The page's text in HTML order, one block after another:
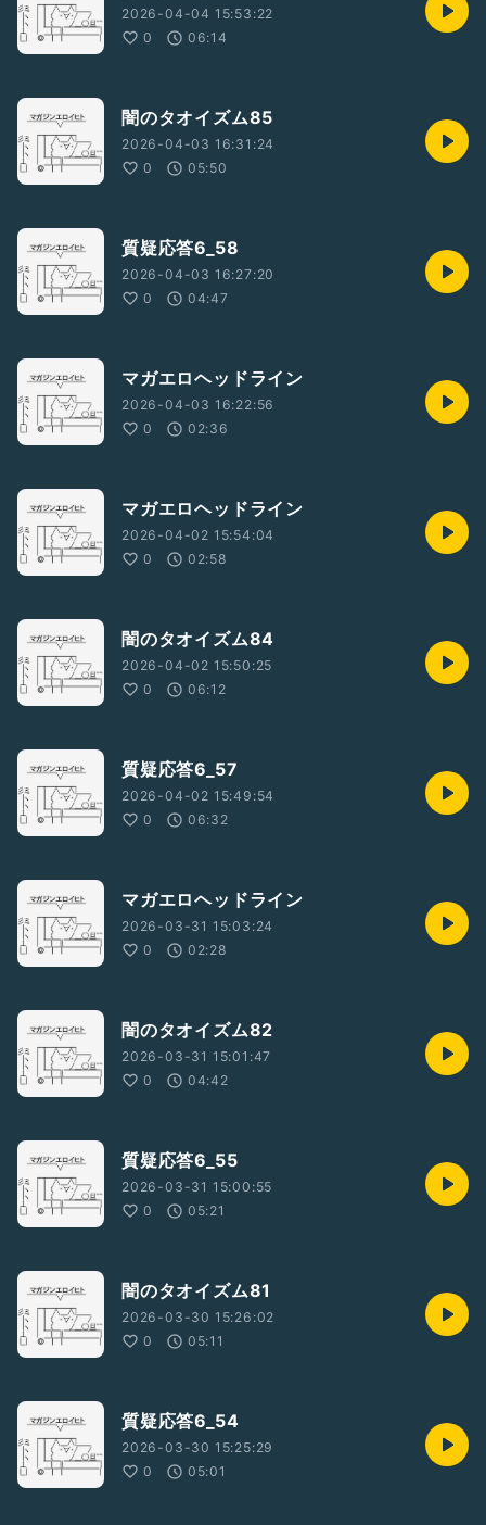
2026-04-04 15:53:22
0
06:14
闇のタオイズム85
2026-04-03 16:31:24
0
05:50
質疑応答6_58
2026-04-03 16:27:20
0
04:47
マガエロヘッドライン
2026-04-03 16:22:56
0
02:36
マガエロヘッドライン
2026-04-02 15:54:04
0
02:58
闇のタオイズム84
2026-04-02 15:50:25
0
06:12
質疑応答6_57
2026-04-02 15:49:54
0
06:32
マガエロヘッドライン
2026-03-31 15:03:24
0
02:28
闇のタオイズム82
2026-03-31 15:01:47
0
04:42
質疑応答6_55
2026-03-31 15:00:55
0
05:21
闇のタオイズム81
2026-03-30 15:26:02
0
05:11
質疑応答6_54
2026-03-30 15:25:29
0
05:01